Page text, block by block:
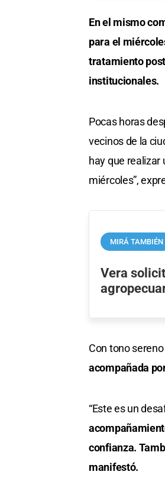
En el mismo
para el
tratamiento
institucionales.
Pocas horas
vecinos de la
hay que
miércoles”,
MIRÁ TAMBIÉN
Vera
Con tono
acompañada
“Este es un
confianza.
manifestó.